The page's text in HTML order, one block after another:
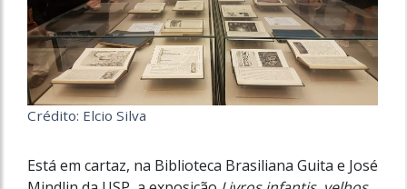
Crédito: Elcio Silva
Está em cartaz, na Biblioteca Brasiliana Guita e José